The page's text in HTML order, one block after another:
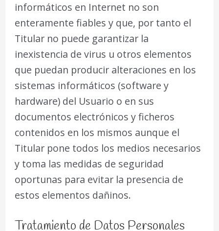
informáticos en Internet no son
enteramente fiables y que, por tanto el
Titular no puede garantizar la
inexistencia de virus u otros elementos
que puedan producir alteraciones en los
sistemas informáticos (software y
hardware) del Usuario o en sus
documentos electrónicos y ficheros
contenidos en los mismos aunque el
Titular pone todos los medios necesarios
y toma las medidas de seguridad
oportunas para evitar la presencia de
estos elementos dañinos.
Tratamiento de Datos Personales